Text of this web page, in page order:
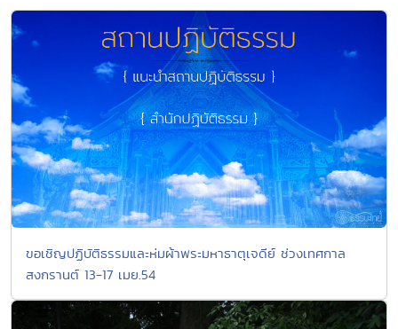
ขอเชิญปฏิบัติธรรมและห่มผ้าพระมหาธาตุเจดีย์ ช่วงเทศกาล
สงกรานต์ 13-17 เมย.54